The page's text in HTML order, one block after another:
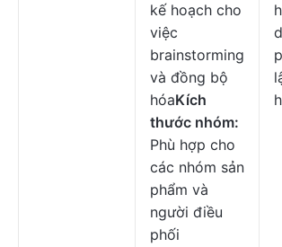
kế hoạch cho
việc
brainstorming
và đồng bộ
hóaKích
thước nhóm:
Phù hợp cho
các nhóm sản
phẩm và
người điều
phối